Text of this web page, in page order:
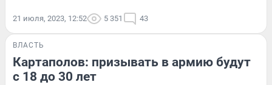
21 июля, 2023, 12:52 5 351 43
ВЛАСТЬ
Картаполов: призывать в армию будут
с 18 до 30 лет